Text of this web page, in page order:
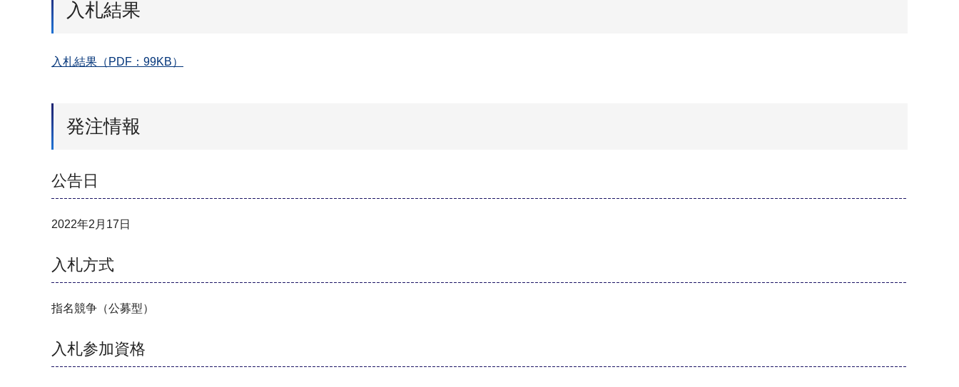
入札結果
入札結果（PDF：99KB）
発注情報
公告日
2022年2月17日
入札方式
指名競争（公募型）
入札参加資格